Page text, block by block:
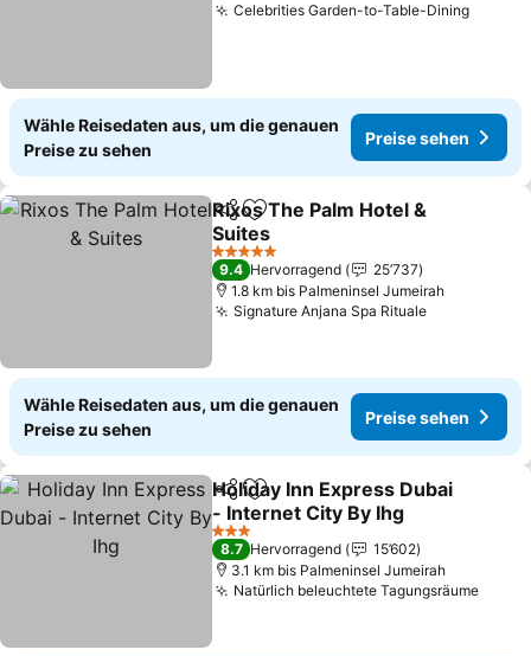
Celebrities Garden-to-Table-Dining
Wähle Reisedaten aus, um die genauen
Preise zu sehen
Preise sehen
TeilenZu Favoriten hinzufügen
Rixos The Palm Hotel &
Suites
5 Sterne
9.4 Hervorragend
25’737
1.8 km bis Palmeninsel Jumeirah
Signature Anjana Spa Rituale
Wähle Reisedaten aus, um die genauen
Preise zu sehen
Preise sehen
TeilenZu Favoriten hinzufügen
Holiday Inn Express Dubai
- Internet City By Ihg
3 Sterne
8.7 Hervorragend
15’602
3.1 km bis Palmeninsel Jumeirah
Natürlich beleuchtete Tagungsräume